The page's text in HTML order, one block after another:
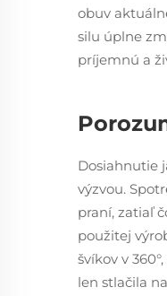
obuv
silu úplne
príjemnú a
Dosiahnutie
výzvou.
praní, zatiaľ
použitej
švíkov v
len stlačila